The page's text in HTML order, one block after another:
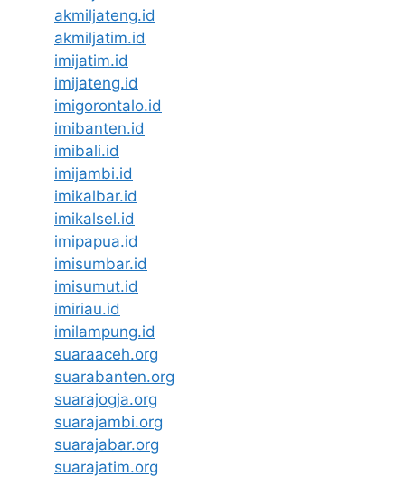
akmiljateng.id
akmiljatim.id
imijatim.id
imijateng.id
imigorontalo.id
imibanten.id
imibali.id
imijambi.id
imikalbar.id
imikalsel.id
imipapua.id
imisumbar.id
imisumut.id
imiriau.id
imilampung.id
suaraaceh.org
suarabanten.org
suarajogja.org
suarajambi.org
suarajabar.org
suarajatim.org